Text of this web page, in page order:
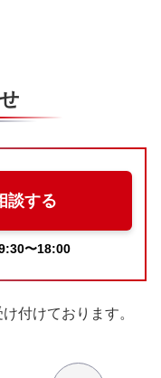
談する
〜18:00
付けております。